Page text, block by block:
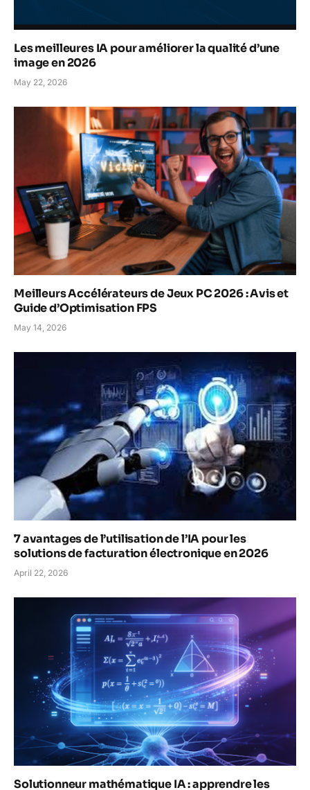
Les meilleures IA pour améliorer la qualité d’une
image en 2026
May 22, 2026
Meilleurs Accélérateurs de Jeux PC 2026 : Avis et
Guide d’Optimisation FPS
May 14, 2026
7 avantages de l’utilisation de l’IA pour les
solutions de facturation électronique en 2026
April 22, 2026
Solutionneur mathématique IA : apprendre les